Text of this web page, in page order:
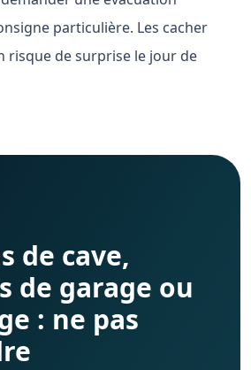
particulière. Les cacher
risque de surprise le jour de
de cave,
de garage ou
: ne pas